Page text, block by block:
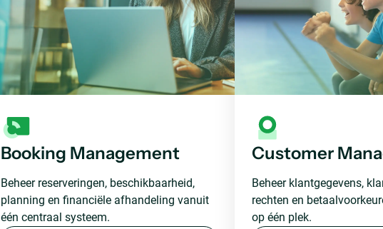
Booking Management
Beheer reserveringen, beschikbaarheid,
planning en financiële afhandeling vanuit
één centraal systeem.
Customer
Beheer klantgegevens,
rechten en
op één plek.